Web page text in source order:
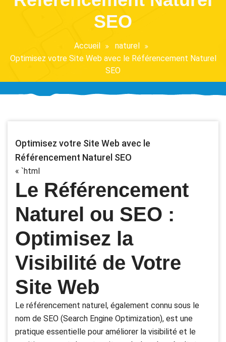
SEO
Accueil
naturel
Optimisez votre Site Web avec le Référencement Naturel
SEO
Optimisez votre Site Web avec le
Référencement Naturel SEO
« `html
Le Référencement
Naturel ou SEO :
Optimisez la
Visibilité de Votre
Site Web
Le référencement naturel, également connu sous le
nom de SEO (Search Engine Optimization), est une
pratique essentielle pour améliorer la visibilité et le